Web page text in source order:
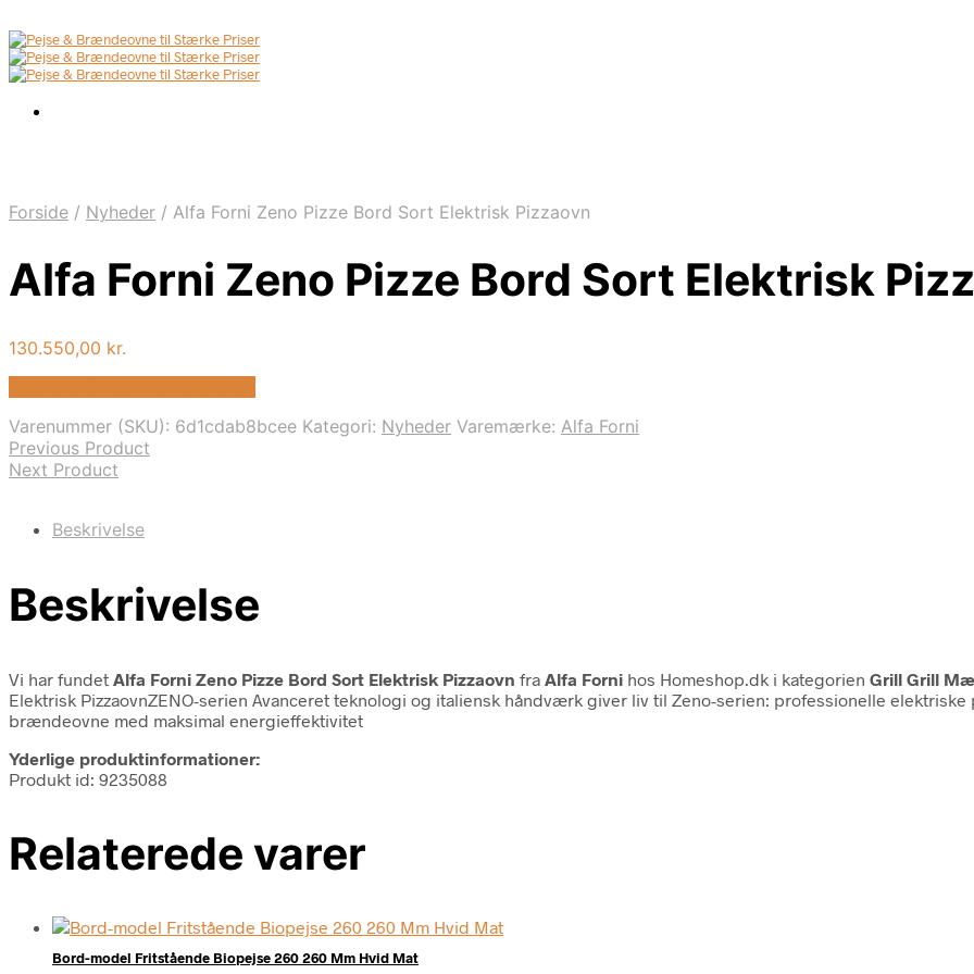
Forside / Nyheder / Alfa Forni Zeno Pizze Bord Sort Elektrisk Pizzaovn
Alfa Forni Zeno Pizze Bord Sort Elektrisk
130.550,00 kr.
Varenummer (SKU): 6d1cdab8bcee Kategori: Nyheder Varemærke: Alfa Forni
Previous Product
Next Product
Beskrivelse
Beskrivelse
Vi har fundet Alfa Forni Zeno Pizze Bord Sort Elektrisk Pizzaovn fra Alfa Forni hos Homeshop.dk i kategorien Grill Grill
Elektrisk PizzaovnZENO-serien Avanceret teknologi og italiensk håndværk giver liv til Zeno-serien: professionelle elektriske
brændeovne med maksimal energieffektivitet
Yderlige produktinformationer:
Produkt id: 9235088
Relaterede varer
Bord-model Fritstående Biopejse 260 260 Mm Hvid Mat